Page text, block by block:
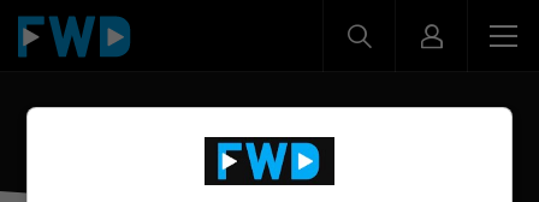
SC-LX502